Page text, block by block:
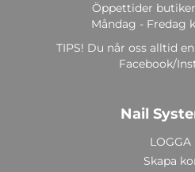
Öppettider
Måndag - Fredag
TIPS! Du når oss alltid
Facebook/
Nail
LOGGA
Skapa